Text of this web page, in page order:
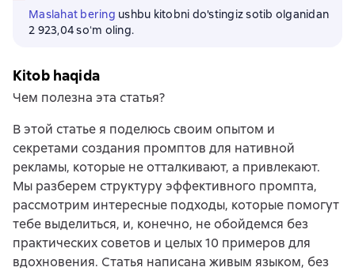
Maslahat bering ushbu kitobni do'stingiz sotib olganidan
2 923,04 soʻm oling.
Kitob haqida
Чем полезна эта статья?
В этой статье я поделюсь своим опытом и
секретами создания промптов для нативной
рекламы, которые не отталкивают, а привлекают.
Мы разберем структуру эффективного промпта,
рассмотрим интересные подходы, которые помогут
тебе выделиться, и, конечно, не обойдемся без
практических советов и целых 10 примеров для
вдохновения. Статья написана живым языком, без